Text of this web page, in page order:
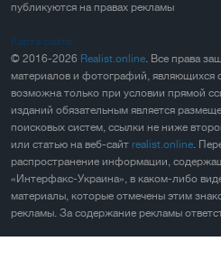
публикуются на правах рекламы
Карта сайта
© 2016-2026 Realist.online . Все права
материалов и фотографий, являющихся
возможна только при условии прямой
изданий обязательным является
поисковых систем, ссылки не ниже
или статью на веб-сайт realist.online .
распространение информации,
«Интерфакс-Украина», в каком-либо
материалы, которые отмечены этим
рекламы. За содержание рекламы